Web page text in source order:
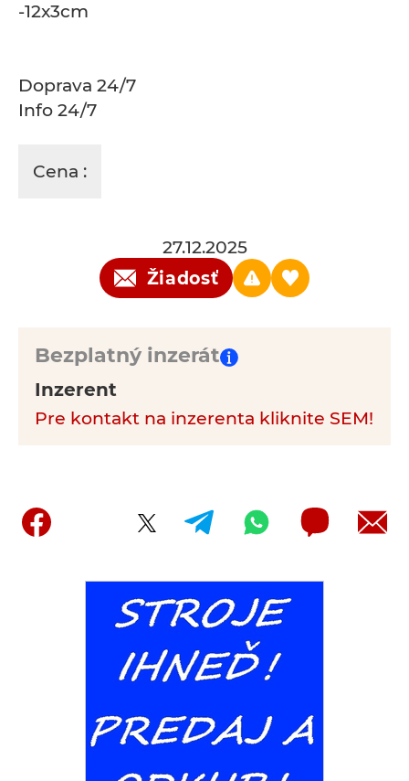
-12x3cm
Doprava 24/7
Info 24/7
Cena :
27.12.2025
Žiadosť
Bezplatný inzerát
Inzerent
Pre kontakt na inzerenta kliknite SEM!